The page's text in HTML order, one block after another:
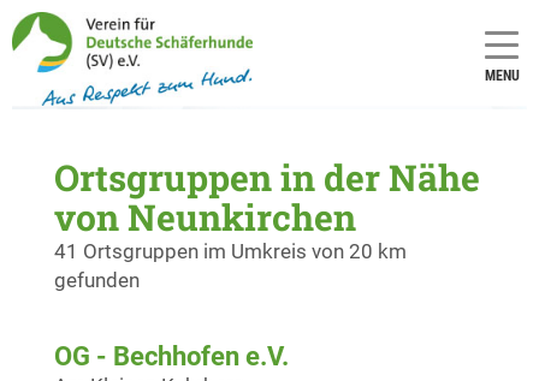
MENU
Ortsgruppen in der Nähe
von Neunkirchen
41 Ortsgruppen im Umkreis von 20 km
gefunden
OG - Bechhofen e.V.